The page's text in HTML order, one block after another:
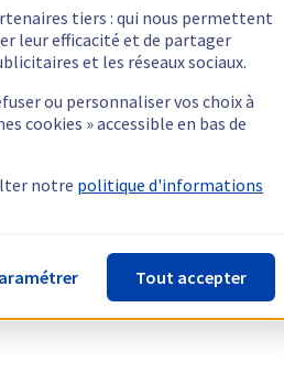
tiers : qui nous permettent
leur efficacité et de partager
et les réseaux sociaux.
ou personnaliser vos choix à
cookies » accessible en bas de
notre politique d'informations
Tout accepter